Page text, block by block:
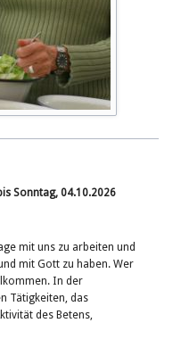
Sonntag, 04.10.2026
mit uns zu arbeiten und
mit Gott zu haben. Wer
In der
Tätigkeiten, das
des Betens,